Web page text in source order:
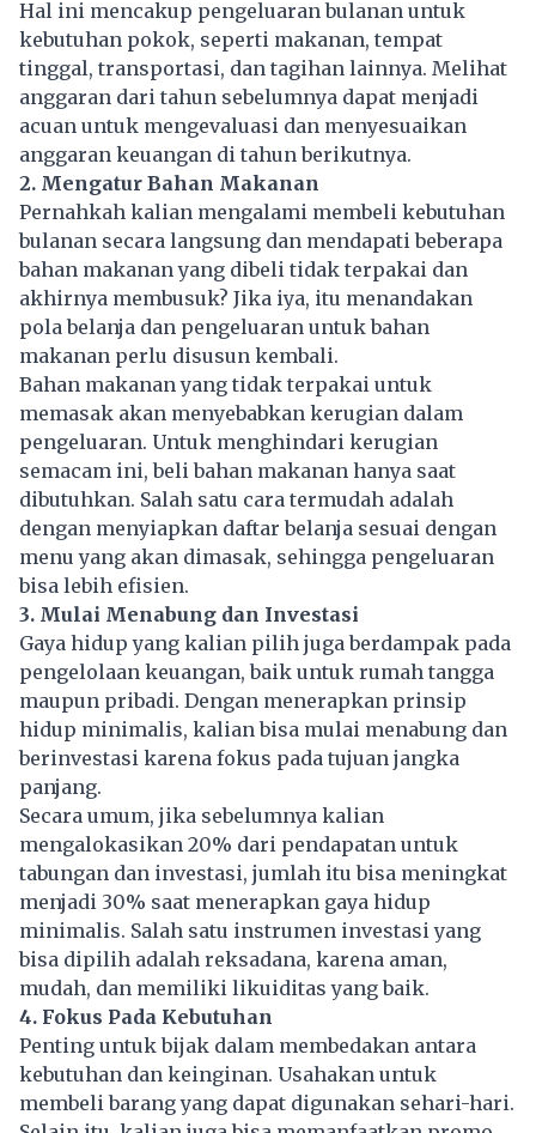
Hal ini mencakup pengeluaran bulanan untuk
kebutuhan pokok, seperti makanan, tempat
tinggal, transportasi, dan tagihan lainnya. Melihat
anggaran dari tahun sebelumnya dapat menjadi
acuan untuk mengevaluasi dan menyesuaikan
anggaran keuangan di tahun berikutnya.
2. Mengatur Bahan Makanan
Pernahkah kalian mengalami membeli kebutuhan
bulanan secara langsung dan mendapati beberapa
bahan makanan yang dibeli tidak terpakai dan
akhirnya membusuk? Jika iya, itu menandakan
pola belanja dan pengeluaran untuk bahan
makanan perlu disusun kembali.
Bahan makanan yang tidak terpakai untuk
memasak akan menyebabkan kerugian dalam
pengeluaran. Untuk menghindari kerugian
semacam ini, beli bahan makanan hanya saat
dibutuhkan. Salah satu cara termudah adalah
dengan menyiapkan daftar belanja sesuai dengan
menu yang akan dimasak, sehingga pengeluaran
bisa lebih efisien.
3. Mulai Menabung dan Investasi
Gaya hidup yang kalian pilih juga berdampak pada
pengelolaan keuangan, baik untuk rumah tangga
maupun pribadi. Dengan menerapkan prinsip
hidup minimalis, kalian bisa mulai menabung dan
berinvestasi karena fokus pada tujuan jangka
panjang.
Secara umum, jika sebelumnya kalian
mengalokasikan 20% dari pendapatan untuk
tabungan dan investasi, jumlah itu bisa meningkat
menjadi 30% saat menerapkan gaya hidup
minimalis. Salah satu instrumen investasi yang
bisa dipilih adalah reksadana, karena aman,
mudah, dan memiliki likuiditas yang baik.
4. Fokus Pada Kebutuhan
Penting untuk bijak dalam membedakan antara
kebutuhan dan keinginan. Usahakan untuk
membeli barang yang dapat digunakan sehari-hari.